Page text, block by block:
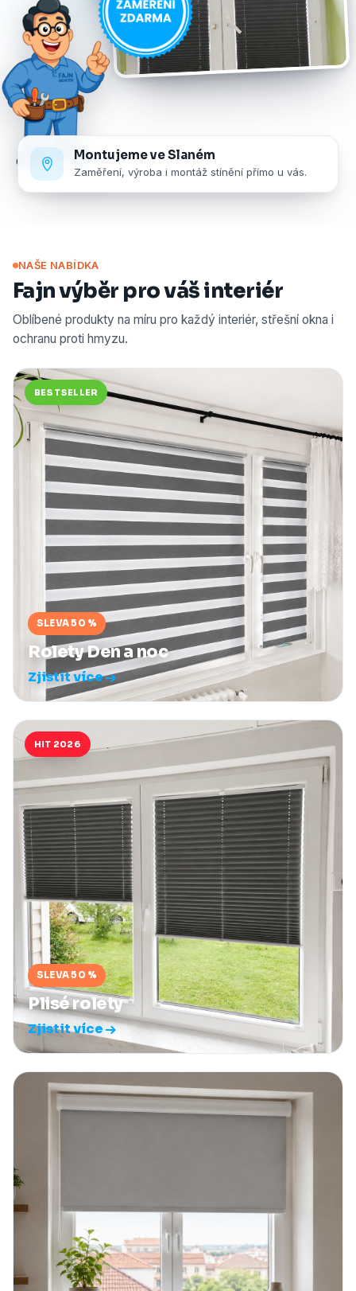
Montujeme ve Slaném
Zaměření, výroba i montáž stínění přímo u vás.
NAŠE NABÍDKA
Fajn výběr pro váš interiér
Oblíbené produkty na míru pro každý interiér, střešní okna i
ochranu proti hmyzu.
BESTSELLER
SLEVA 50 %
Rolety Den a noc
Zjistit více
HIT 2026
SLEVA 50 %
Plisé rolety
Zjistit více